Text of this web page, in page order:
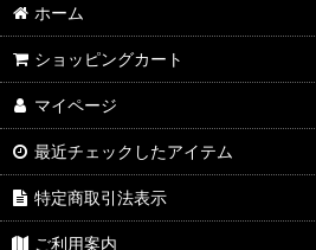
ホーム
ショッピングカート
マイページ
最近チェックしたアイテム
特定商取引法表示
ご利用案内